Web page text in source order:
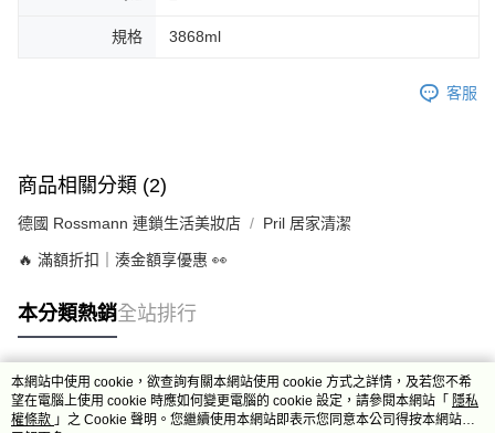
付款後門市自取
免運費
規格 3868ml
客服
商品相關分類 (2)
德國 Rossmann 連鎖生活美妝店 Pril 居家清潔
🔥 滿額折扣｜湊金額享優惠 👀
本分類熱銷全站排行
熱門標籤
本網站中使用 cookie，欲查詢有關本網站使用 cookie 方式之詳情，及若您不希
望在電腦上使用 cookie 時應如何變更電腦的 cookie 設定，請參閱本網站「 隱私
權條款 」之 Cookie 聲明。您繼續使用本網站即表示您同意本公司得按本網站使